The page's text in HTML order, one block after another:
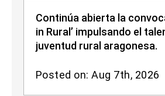
Continúa abierta la
in Rural’ impulsando el
juventud rural aragonesa.
Posted on: Aug 7th, 2026